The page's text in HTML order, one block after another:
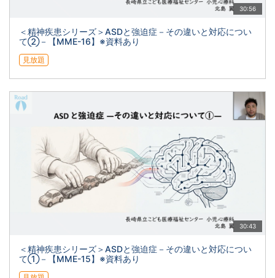
30:56
＜精神疾患シリーズ＞ASDと強迫症－その違いと対応につい
て②－【MME-16】※資料あり
見放題
30:43
＜精神疾患シリーズ＞ASDと強迫症－その違いと対応につい
て①－【MME-15】※資料あり